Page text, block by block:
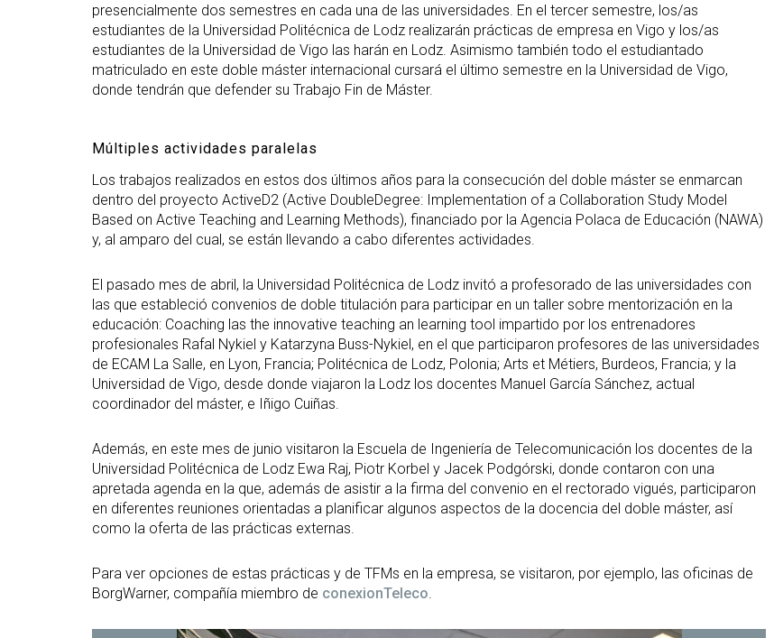
presencialmente dos semestres en cada una de las universidades. En el tercer semestre, los/as
estudiantes de la Universidad Politécnica de Lodz realizarán prácticas de empresa en Vigo y los/as
estudiantes de la Universidad de Vigo las harán en Lodz. Asimismo también todo el estudiantado
matriculado en este doble máster internacional cursará el último semestre en la Universidad de Vigo,
donde tendrán que defender su Trabajo Fin de Máster.
Múltiples actividades paralelas
Los trabajos realizados en estos dos últimos años para la consecución del doble máster se enmarcan
dentro del proyecto ActiveD2 (Active DoubleDegree: Implementation of a Collaboration Study Model
Based on Active Teaching and Learning Methods), financiado por la Agencia Polaca de Educación (NAWA)
y, al amparo del cual, se están llevando a cabo diferentes actividades.
El pasado mes de abril, la Universidad Politécnica de Lodz invitó a profesorado de las universidades con
las que estableció convenios de doble titulación para participar en un taller sobre mentorización en la
educación: Coaching las the innovative teaching an learning tool impartido por los entrenadores
profesionales Rafal Nykiel y Katarzyna Buss-Nykiel, en el que participaron profesores de las universidades
de ECAM La Salle, en Lyon, Francia; Politécnica de Lodz, Polonia; Arts et Métiers, Burdeos, Francia; y la
Universidad de Vigo, desde donde viajaron la Lodz los docentes Manuel García Sánchez, actual
coordinador del máster, e Iñigo Cuiñas.
Además, en este mes de junio visitaron la Escuela de Ingeniería de Telecomunicación los docentes de la
Universidad Politécnica de Lodz Ewa Raj, Piotr Korbel y Jacek Podgórski, donde contaron con una
apretada agenda en la que, además de asistir a la firma del convenio en el rectorado vigués, participaron
en diferentes reuniones orientadas a planificar algunos aspectos de la docencia del doble máster, así
como la oferta de las prácticas externas.
Para ver opciones de estas prácticas y de TFMs en la empresa, se visitaron, por ejemplo, las oficinas de
BorgWarner, compañía miembro de conexionTeleco